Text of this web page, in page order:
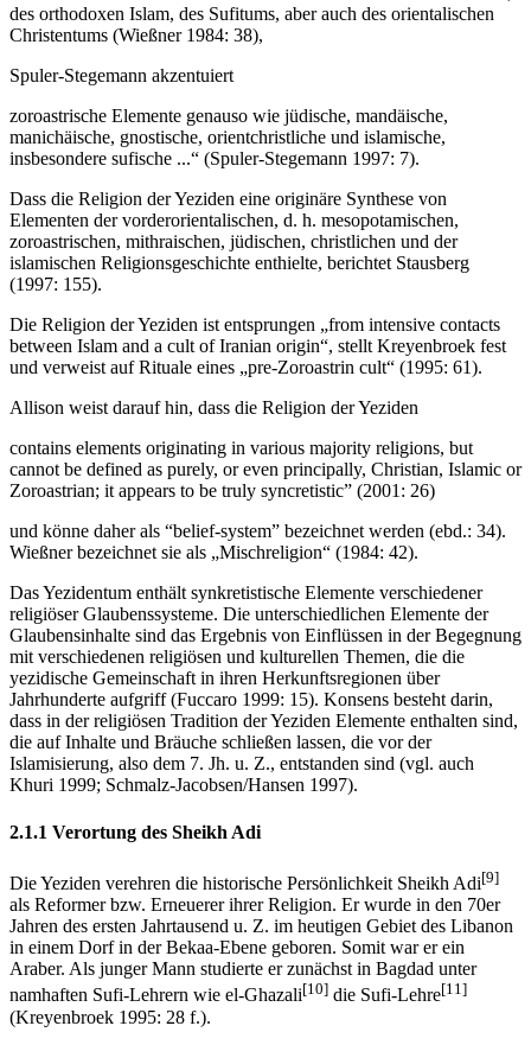
des orthodoxen Islam, des Sufitums, aber auch des orientalischen
Christentums (Wießner 1984: 38),
Spuler-Stegemann akzentuiert
zoroastrische Elemente genauso wie jüdische, mandäische,
manichäische, gnostische, orientchristliche und islamische,
insbesondere sufische ...“ (Spuler-Stegemann 1997: 7).
Dass die Religion der Yeziden eine originäre Synthese von
Elementen der vorderorientalischen, d. h. mesopotamischen,
zoroastrischen, mithraischen, jüdischen, christlichen und der
islamischen Religionsgeschichte enthielte, berichtet Stausberg
(1997: 155).
Die Religion der Yeziden ist entsprungen „from intensive contacts
between Islam and a cult of Iranian origin“, stellt Kreyenbroek fest
und verweist auf Rituale eines „pre-Zoroastrin cult“ (1995: 61).
Allison weist darauf hin, dass die Religion der Yeziden
contains elements originating in various majority religions, but
cannot be defined as purely, or even principally, Christian, Islamic or
Zoroastrian; it appears to be truly syncretistic” (2001: 26)
und könne daher als “belief-system” bezeichnet werden (ebd.: 34).
Wießner bezeichnet sie als „Mischreligion“ (1984: 42).
Das Yezidentum enthält synkretistische Elemente verschiedener
religiöser Glaubenssysteme. Die unterschiedlichen Elemente der
Glaubensinhalte sind das Ergebnis von Einflüssen in der Begegnung
mit verschiedenen religiösen und kulturellen Themen, die die
yezidische Gemeinschaft in ihren Herkunftsregionen über
Jahrhunderte aufgriff (Fuccaro 1999: 15). Konsens besteht darin,
dass in der religiösen Tradition der Yeziden Elemente enthalten sind,
die auf Inhalte und Bräuche schließen lassen, die vor der
Islamisierung, also dem 7. Jh. u. Z., entstanden sind (vgl. auch
Khuri 1999; Schmalz-Jacobsen/Hansen 1997).
2.1.1 Verortung des Sheikh Adi
Die Yeziden verehren die historische Persönlichkeit Sheikh Adi[9]
als Reformer bzw. Erneuerer ihrer Religion. Er wurde in den 70er
Jahren des ersten Jahrtausend u. Z. im heutigen Gebiet des Libanon
in einem Dorf in der Bekaa-Ebene geboren. Somit war er ein
Araber. Als junger Mann studierte er zunächst in Bagdad unter
namhaften Sufi-Lehrern wie el-Ghazali[10] die Sufi-Lehre[11]
(Kreyenbroek 1995: 28 f.).